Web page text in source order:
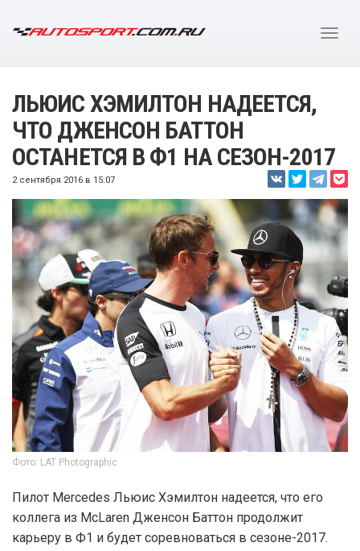
ЛЬЮИС ХЭМИЛТОН НАДЕЕТСЯ,
ЧТО ДЖЕНСОН БАТТОН
ОСТАНЕТСЯ В Ф1 НА СЕЗОН-2017
2 сентября 2016 в 15:07
Фото: LAT Photographic
Пилот Mercedes Льюис Хэмилтон надеется, что его
коллега из McLaren Дженсон Баттон продолжит
карьеру в Ф1 и будет соревноваться в сезоне-2017.